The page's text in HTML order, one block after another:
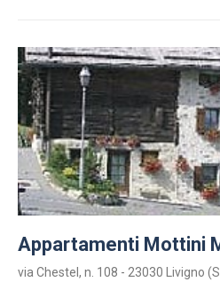
Appartamenti Mottini
via Chestel, n. 108 - 23030 Livigno